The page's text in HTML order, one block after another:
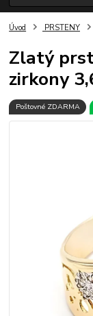
Úvod PRSTENY
Zlatý
zirkony
Poštovné ZDARMA